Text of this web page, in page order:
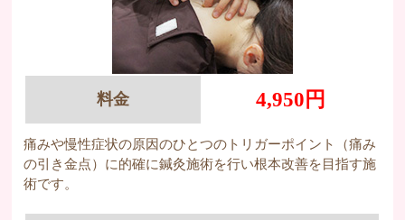
料金 4,950円
痛みや慢性症状の原因のひとつのトリガーポイント（痛み
の引き金点）に的確に鍼灸施術を行い根本改善を目指す施
術です。